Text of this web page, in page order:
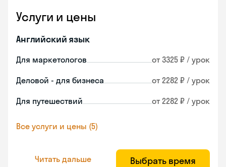
Услуги и цены
Английский язык
Для маркетологов от 3325 ₽ / урок
Деловой - для бизнеса от 2282 ₽ / урок
Для путешествий от 2282 ₽ / урок
Все услуги и цены (5)
Читать дальше Выбрать время